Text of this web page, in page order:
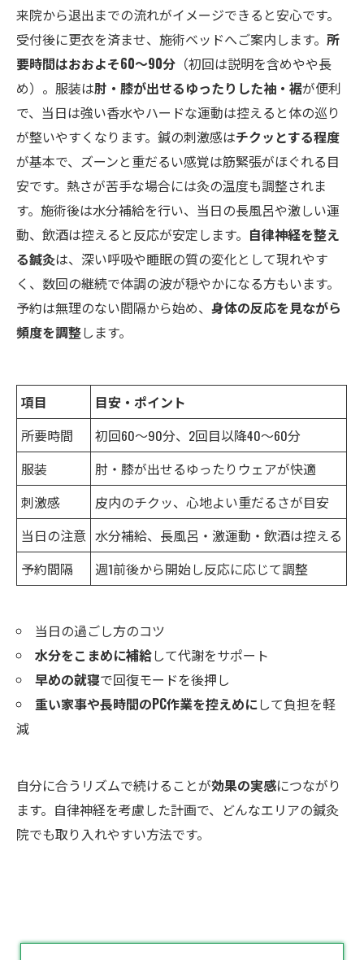
来院から退出までの流れがイメージできると安心です。
受付後に更衣を済ませ、施術ベッドへご案内します。 所
要時間はおおよそ60〜90分 （初回は説明を含めやや長
め）。服装は肘・膝が出せるゆったりした袖・裾が便利
で、当日は強い香水やハードな運動は控えると体の巡り
が整いやすくなります。鍼の刺激感はチクッとする程度
が基本で、ズーンと重だるい感覚は筋緊張がほぐれる目
安です。熱さが苦手な場合には灸の温度も調整されま
す。施術後は水分補給を行い、当日の長風呂や激しい運
動、飲酒は控えると反応が安定します。 自律神経を整え
る鍼灸は、深い呼吸や睡眠の質の変化として現れやす
く、数回の継続で体調の波が穏やかになる方もいます。
予約は無理のない間隔から始め、 身体の反応を見ながら
頻度を調整します。
項目
目安・ポイント
所要時間
初回60〜90分、2回目以降40〜60分
服装
肘・膝が出せるゆったりウェアが快適
刺激感
皮内のチクッ、心地よい重だるさが目安
当日の注意 水分補給、長風呂・激運動・飲酒は控える
予約間隔
週1前後から開始し反応に応じて調整
当日の過ごし方のコツ
水分をこまめに補給して代謝をサポート
早めの就寝で回復モードを後押し
重い家事や長時間のPC作業を控えめにして負担を軽
減
自分に合うリズムで続けることが効果の実感につながり
ます。自律神経を考慮した計画で、どんなエリアの鍼灸
院でも取り入れやすい方法です。